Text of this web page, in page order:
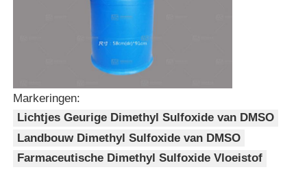
Dimethyl Sulfoxide van DMSO
MSM-Supplement
MSM-Glucosaminechondroitin
Het Gezamenlijke Supplement van MSM voor Paarden
Markeringen:
Lichtjes Geurige Dimethyl Sulfoxide van DMSO
Landbouw Dimethyl Sulfoxide van DMSO
Farmaceutische Dimethyl Sulfoxide Vloeistof